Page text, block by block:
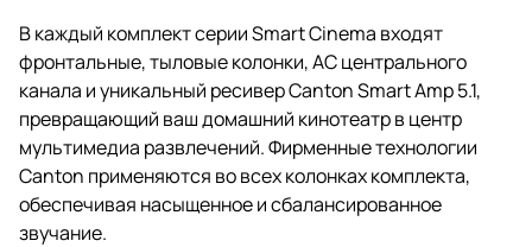
В каждый комплект серии Smart Cinema входят
фронтальные, тыловые колонки, АС центрального
канала и уникальный ресивер Canton Smart Amp 5.1,
превращающий ваш домашний кинотеатр в центр
мультимедиа развлечений. Фирменные технологии
Canton применяются во всех колонках комплекта,
обеспечивая насыщенное и сбалансированное
звучание.